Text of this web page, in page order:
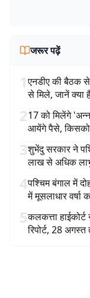
जरूर पढ़ें
1एनडीए की बैठक
से मिले, जानें क्या
217 को मिलेंगे
आयेंगे पैसे, किसको
3शुभेंदु सरकार ने
लाख से अधिक
4पश्चिम बंगाल में
में मूसलाधार वर्षा
5कलकत्ता
रिपोर्ट, 28